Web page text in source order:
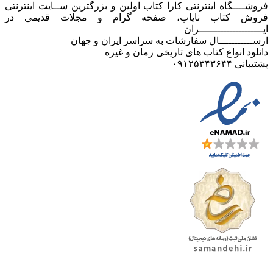
فروشــــگاه اینترنتی کارا کتاب اولین و بزرگترین ســایت اینترنتی
فروش کتاب نایاب، صفحه گرام و مجلات قدیمی در
ایـــــــــــــــــــــران
ارســـــــــــال سفارشات به سراسر ایران و جهان
دانلود انواع کتاب های تاریخی رمان و غیره
پشتیبانی ۰۹۱۲۵۳۴۳۶۴۴